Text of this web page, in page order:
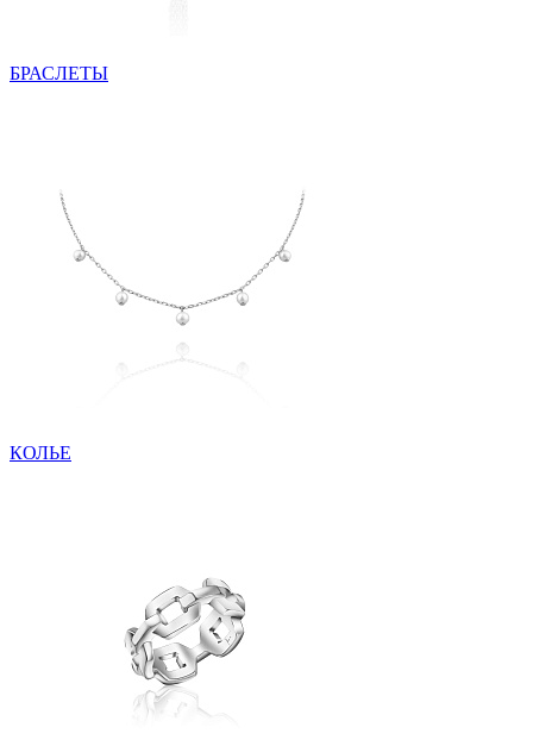
БРАСЛЕТЫ
КОЛЬЕ